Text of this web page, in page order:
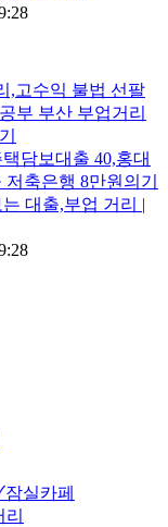
,고수익 불법 선팔
부 부산 부업거리
담보대출 40,홍대
축은행 8만원의기
대출,부업 거리 |
실카페